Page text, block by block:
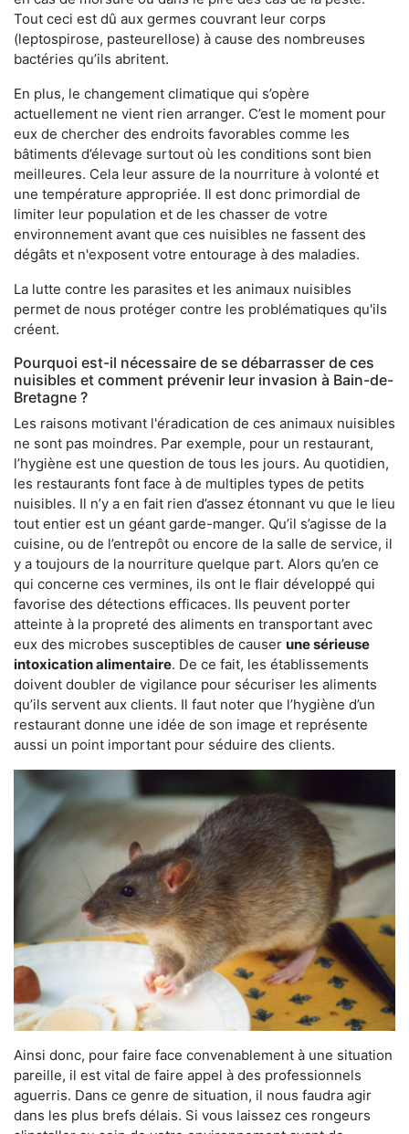
Tout ceci est dû aux germes couvrant leur corps
(leptospirose, pasteurellose) à cause des nombreuses
bactéries qu’ils abritent.
En plus, le changement climatique qui s’opère
actuellement ne vient rien arranger. C’est le moment pour
eux de chercher des endroits favorables comme les
bâtiments d’élevage surtout où les conditions sont bien
meilleures. Cela leur assure de la nourriture à volonté et
une température appropriée. Il est donc primordial de
limiter leur population et de les chasser de votre
environnement avant que ces nuisibles ne fassent des
dégâts et n'exposent votre entourage à des maladies.
La lutte contre les parasites et les animaux nuisibles
permet de nous protéger contre les problématiques qu'ils
créent.
Pourquoi est-il nécessaire de se débarrasser de ces
nuisibles et comment prévenir leur invasion à Bain-de-
Bretagne ?
Les raisons motivant l'éradication de ces animaux nuisibles
ne sont pas moindres. Par exemple, pour un restaurant,
l’hygiène est une question de tous les jours. Au quotidien,
les restaurants font face à de multiples types de petits
nuisibles. Il n’y a en fait rien d’assez étonnant vu que le lieu
tout entier est un géant garde-manger. Qu’il s’agisse de la
cuisine, ou de l’entrepôt ou encore de la salle de service, il
y a toujours de la nourriture quelque part. Alors qu’en ce
qui concerne ces vermines, ils ont le flair développé qui
favorise des détections efficaces. Ils peuvent porter
atteinte à la propreté des aliments en transportant avec
eux des microbes susceptibles de causer une sérieuse
intoxication alimentaire. De ce fait, les établissements
doivent doubler de vigilance pour sécuriser les aliments
qu’ils servent aux clients. Il faut noter que l’hygiène d’un
restaurant donne une idée de son image et représente
aussi un point important pour séduire des clients.
Ainsi donc, pour faire face convenablement à une situation
pareille, il est vital de faire appel à des professionnels
aguerris. Dans ce genre de situation, il nous faudra agir
dans les plus brefs délais. Si vous laissez ces rongeurs